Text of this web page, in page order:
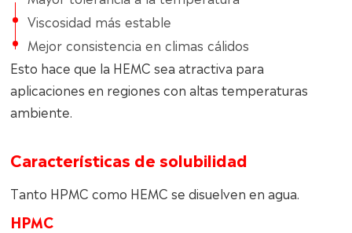
Viscosidad más estable
Mejor consistencia en climas cálidos
Esto hace que la HEMC sea atractiva para
aplicaciones en regiones con altas temperaturas
ambiente.
Características de solubilidad
Tanto HPMC como HEMC se disuelven en agua.
HPMC